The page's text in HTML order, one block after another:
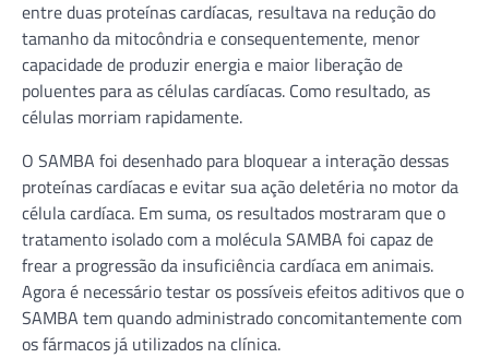
entre duas proteínas cardíacas, resultava na redução do
tamanho da mitocôndria e consequentemente, menor
capacidade de produzir energia e maior liberação de
poluentes para as células cardíacas. Como resultado, as
células morriam rapidamente.
O SAMBA foi desenhado para bloquear a interação dessas
proteínas cardíacas e evitar sua ação deletéria no motor da
célula cardíaca. Em suma, os resultados mostraram que o
tratamento isolado com a molécula SAMBA foi capaz de
frear a progressão da insuficiência cardíaca em animais.
Agora é necessário testar os possíveis efeitos aditivos que o
SAMBA tem quando administrado concomitantemente com
os fármacos já utilizados na clínica.